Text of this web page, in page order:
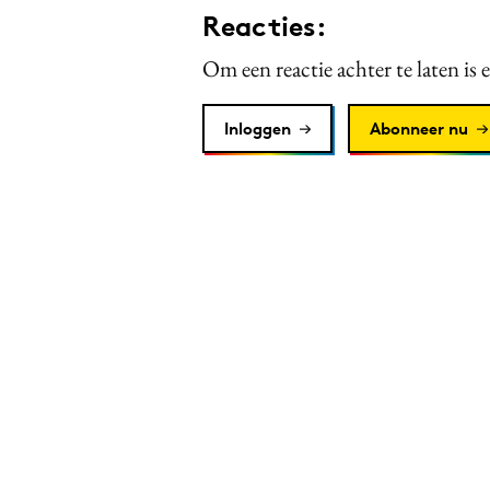
Reacties:
Om een reactie achter te laten is
Inloggen Abonneer nu